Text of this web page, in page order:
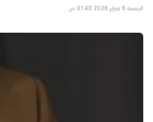
الجمعة 6 فبراير 2026 01:40 ص